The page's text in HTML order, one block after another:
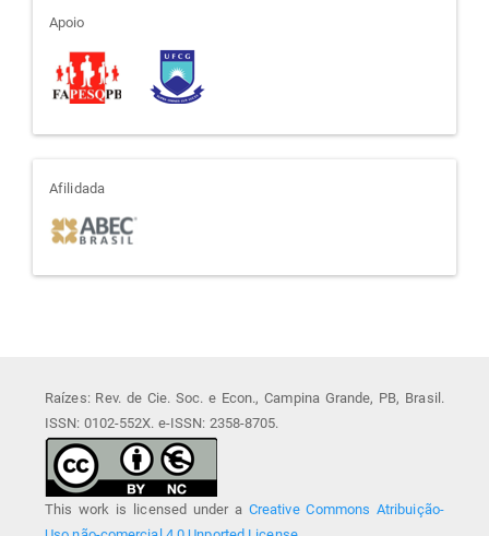
apoio
Apoio
afiliada
Afilidada
Raízes: Rev. de Cie. Soc. e Econ., Campina Grande, PB, Brasil.
ISSN: 0102-552X. e-ISSN: 2358-8705.
This work is licensed under a Creative Commons Atribuição-